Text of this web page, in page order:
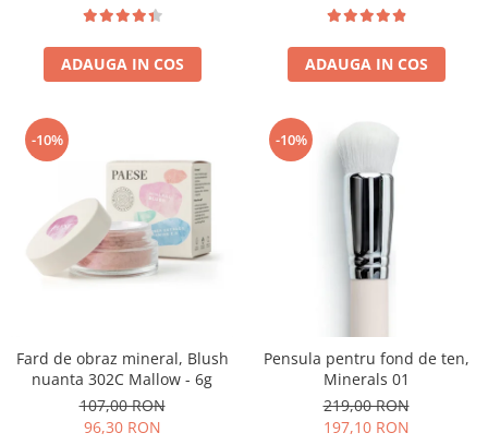
ADAUGA IN COS ADAUGA IN COS
-10%
Fard de obraz mineral, Blush
nuanta 302C Mallow - 6g
107,00 RON
96,30 RON
-10%
Pensula pentru fond de ten,
Minerals 01
219,00 RON
197,10 RON